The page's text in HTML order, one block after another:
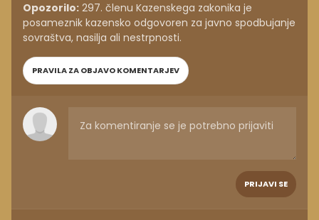
Opozorilo: 297. členu Kazenskega zakonika je
posameznik kazensko odgovoren za javno spodbujanje
sovraštva, nasilja ali nestrpnosti.
PRAVILA ZA OBJAVO KOMENTARJEV
PRIJAVI SE